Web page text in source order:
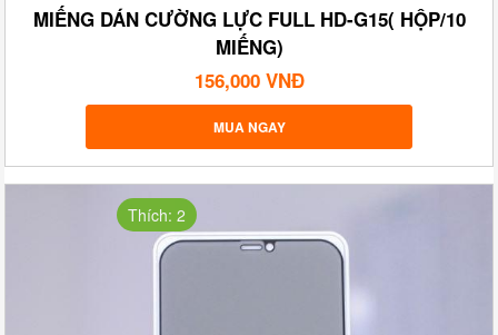
MIẾNG DÁN CƯỜNG LỰC FULL HD-G15( HỘP/10
MIẾNG)
156,000 VNĐ
MUA NGAY
Thích: 2